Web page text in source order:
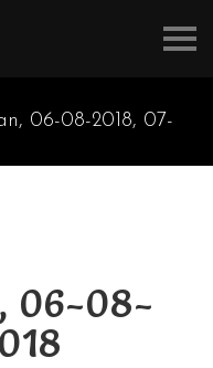
06-08-2018, 07-
06-08-